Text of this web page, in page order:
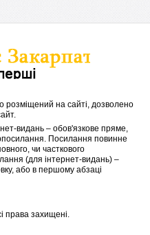
розміщений на сайті, дозволено
видань – обов'язкове пряме,
Посилання повинне
чи часткового
(для інтернет-видань) –
або в першому абзаці
права захищені.